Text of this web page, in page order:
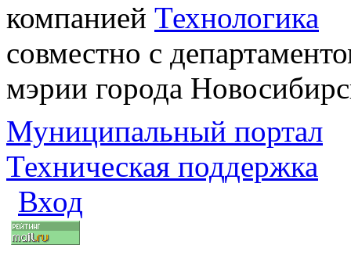
компанией Технологика
совместно с
мэрии города
Муниципальный портал
Техническая поддержка
Вход